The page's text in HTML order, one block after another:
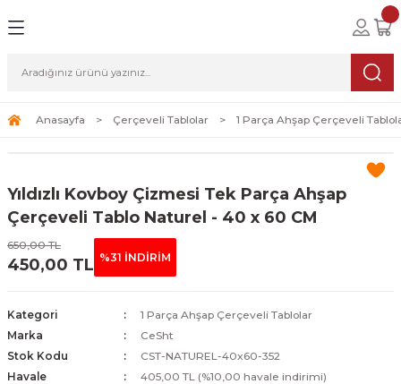
Tablolar
Tablolar
Sanat
Anasayfa Çerçeveli Tablolar 1 Parça Ahşap Çerçeveli
Yıldızlı Kovboy Çizmesi Tek Parça Ahşap
Çerçeveli Tablo Naturel - 40 x 60 CM
650,00 TL
450,00 TL %31 İNDİRİM
Kategori
1 Parça Ahşap Çerçeveli Tablolar
Marka
CeSht
Stok Kodu
CST-NATUREL-40x60-352
Havale
405,00 TL (%10,00 havale indirimi)